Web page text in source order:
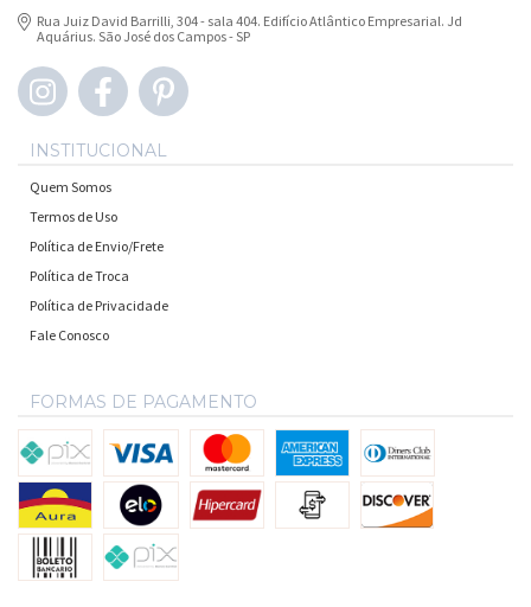
Rua Juiz David Barrilli, 304 - sala 404. Edifício Atlântico Empresarial. Jd
Aquárius. São José dos Campos - SP
INSTITUCIONAL
Quem Somos
Termos de Uso
Política de Envio/Frete
Política de Troca
Política de Privacidade
Fale Conosco
FORMAS DE PAGAMENTO